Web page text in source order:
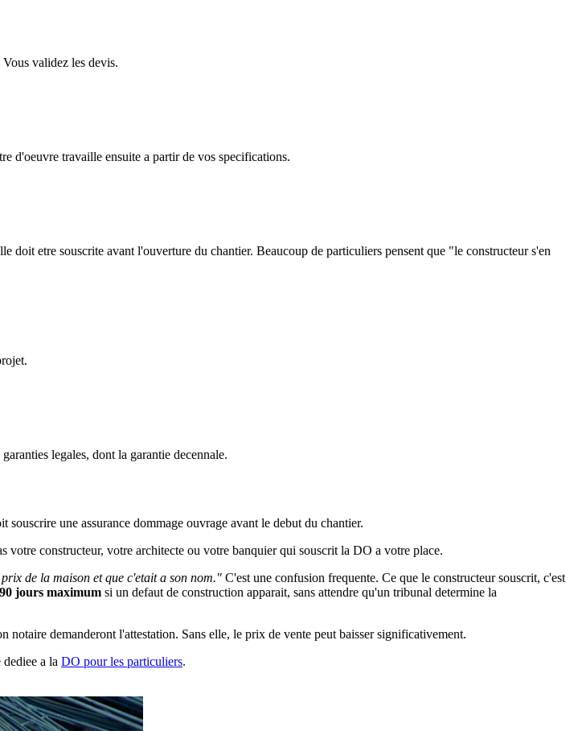
validez les devis.
d'oeuvre travaille ensuite a partir de vos specifications.
doit etre souscrite avant l'ouverture du chantier. Beaucoup de particuliers pensent que "le constructeur s'en
legales, dont la garantie decennale.
une assurance dommage ouvrage avant le debut du chantier.
votre constructeur, votre architecte ou votre banquier qui souscrit la DO a votre place.
de la maison et que c'etait a son nom." C'est une confusion frequente. Ce que le constructeur souscrit, c'est
90 jours maximum si un defaut de construction apparait, sans attendre qu'un tribunal determine la
demanderont l'attestation. Sans elle, le prix de vente peut baisser significativement.
a la DO pour les particuliers.